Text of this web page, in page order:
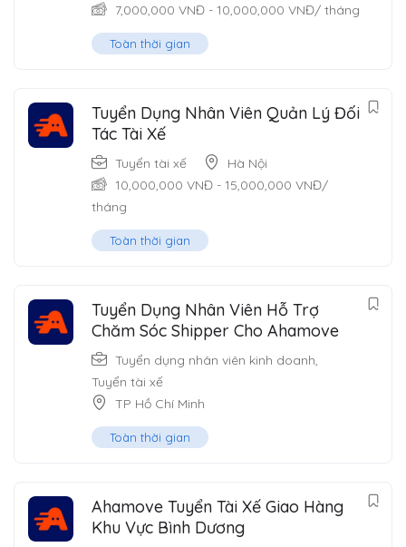
7,000,000 VNĐ - 10,000,000 VNĐ/ tháng
Toàn thời gian
Tuyển Dụng Nhân Viên Quản Lý Đối
Tác Tài Xế
Tuyển tài xế
Hà Nội
10,000,000 VNĐ - 15,000,000 VNĐ/
tháng
Toàn thời gian
Tuyển Dụng Nhân Viên Hỗ Trợ
Chăm Sóc Shipper Cho Ahamove
Tuyển dụng nhân viên kinh doanh,
Tuyển tài xế
TP Hồ Chí Minh
Toàn thời gian
Ahamove Tuyển Tài Xế Giao Hàng
Khu Vực Bình Dương